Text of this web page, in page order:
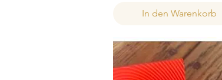
In den Warenkorb